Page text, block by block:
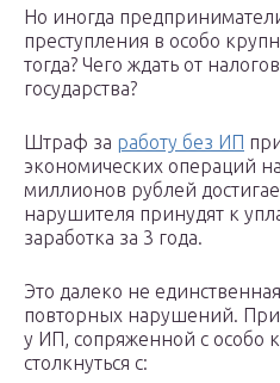
Но иногда
преступления в особо
тогда? Чего ждать от
государства?
Штраф за работу без ИП
экономических операций
миллионов рублей
нарушителя принудят к
заработка за 3 года.
Это далеко не
повторных нарушений. При
у ИП, сопряженной с особо
столкнуться с: